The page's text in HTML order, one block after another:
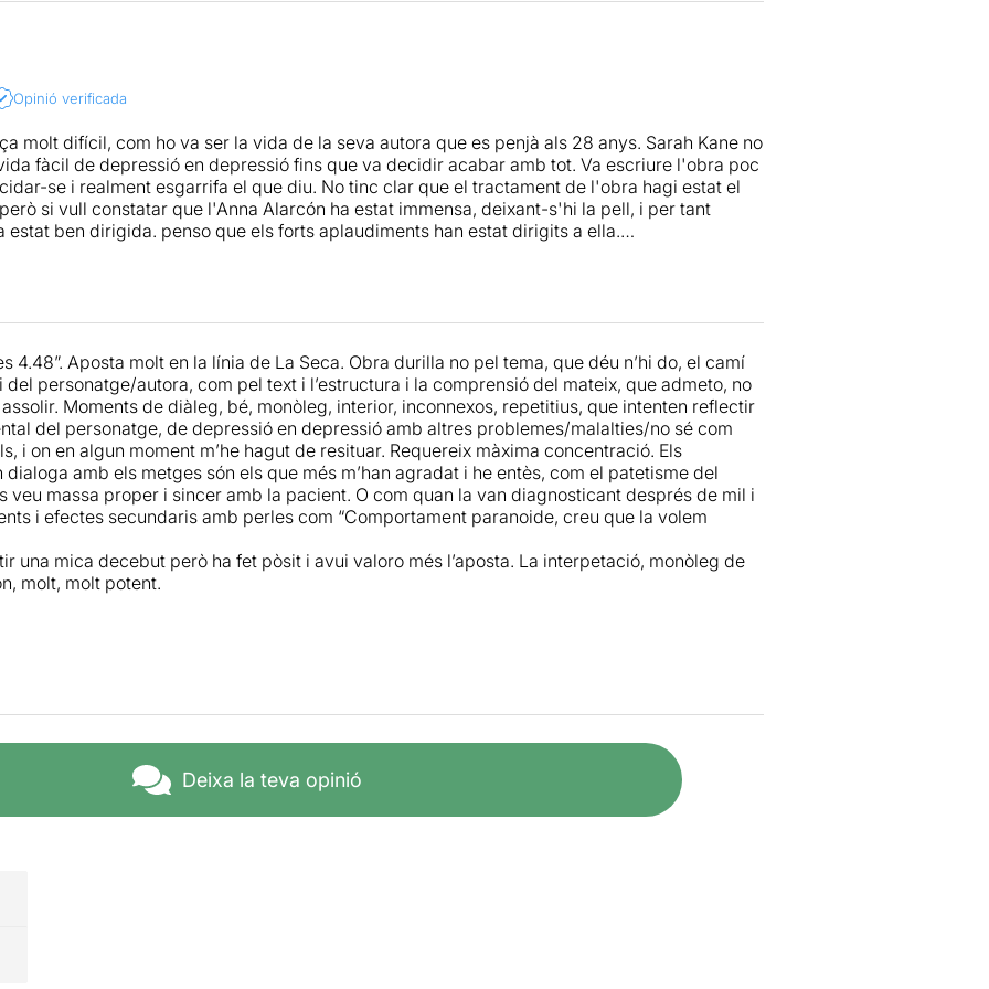
del tot creïble, que ens ha deixat clavats a la cadira durant l’hora i vint que dura
escènic, humanista i pedagog).
vam quedar al col·loqui post funció amb l’actriu Anna Alarcón, el directorMoisès Maicas,
de l’espectacle “Psicosi de les 4.48” i el ponent del Grup UOC Alumni Psicologia ,Enric Falo
de Sant Joan de Deu de l'Hospital de Dia del Baix Llobregat i membre del comitè de
cabia ni una agulla !!!!
en estat de shock, vam aplaudir amb ganes durant una bona estona.
dic que és molt i molt recomanable.
la perdeu.
Opinió verificada
molt difícil, com ho va ser la vida de la seva autora que es penjà als 28 anys. Sarah Kane no
fàcil de depressió en depressió fins que va decidir acabar amb tot. Va escriure l'obra poc
se i realment esgarrifa el que diu. No tinc clar que el tractament de l'obra hagi estat el
si vull constatar que l'Anna Alarcón ha estat immensa, deixant-s'hi la pell, i per tant
estat ben dirigida. penso que els forts aplaudiments han estat dirigits a ella.
4.48”. Aposta molt en la línia de La Seca. Obra durilla no pel tema, que déu n’hi do, el camí
personatge/autora, com pel text i l’estructura i la comprensió del mateix, que admeto, no
Moments de diàleg, bé, monòleg, interior, inconnexos, repetitius, que intenten reflectir
del personatge, de depressió en depressió amb altres problemes/malalties/no sé com
i on en algun moment m’he hagut de resituar. Requereix màxima concentració. Els
dialoga amb els metges són els que més m’han agradat i he entès, com el patetisme del
veu massa proper i sincer amb la pacient. O com quan la van diagnosticant després de mil i
i efectes secundaris amb perles com “Comportament paranoide, creu que la volem
una mica decebut però ha fet pòsit i avui valoro més l’aposta. La interpetació, monòleg de
molt, molt potent.
Deixa la teva opinió